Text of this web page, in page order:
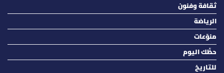
ثقافة وفنون
الرياضة
منوّعات
حظّك اليوم
للتاريخ